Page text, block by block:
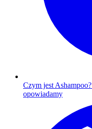
Czym jest Ashampoo?
opowiadamy